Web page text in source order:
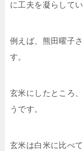
に工夫を凝らしてい
例えば、熊田曜子
す。
玄米にしたところ、
うです。
玄米は白米に比べ